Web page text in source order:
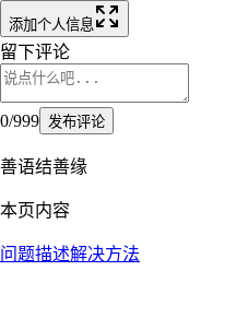
添加个人信息
留下评论
0/999 发布评论
善语结善缘
本页内容
问题描述解决方法